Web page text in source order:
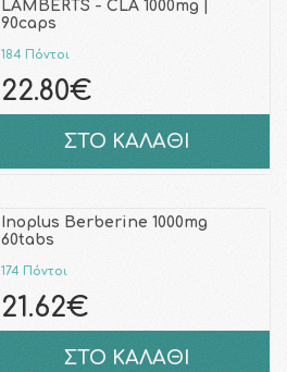
LAMBERTS - CLA 1000mg |
90caps
184 Πόντοι
22.80€
ΣΤΟ ΚΑΛΑΘΙ
Inoplus Berberine 1000mg
60tabs
174 Πόντοι
21.62€
ΣΤΟ ΚΑΛΑΘΙ